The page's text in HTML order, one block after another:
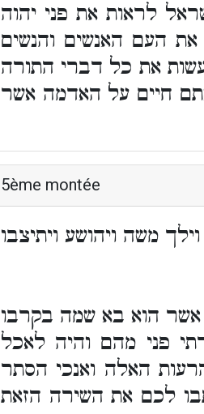
לראות את פני יהוה
העם האנשים והנשים
את כל דברי התורה
חיים על האדמה אשר
5ème montée
משה ויהושע ויתיצבו
אשר הוא בא שמה בקרבו
פני מהם והיה לאכל
האלה ואנכי הסתר
לכם את השירה הזאת